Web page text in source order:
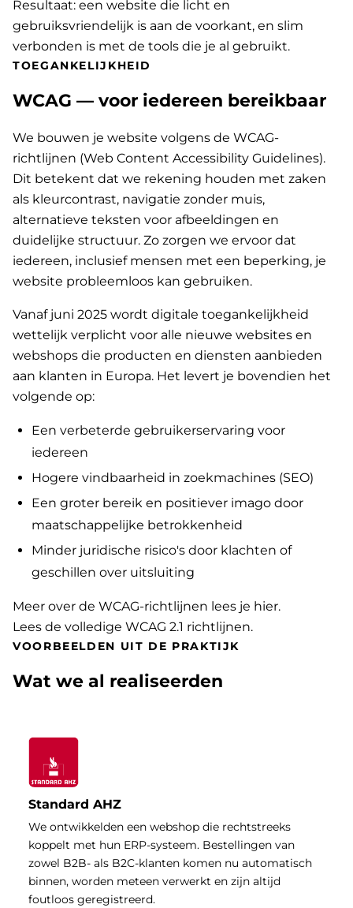
Resultaat: een website die licht en
gebruiksvriendelijk is aan de voorkant, en slim
verbonden is met de tools die je al gebruikt.
TOEGANKELIJKHEID
WCAG — voor iedereen bereikbaar
We bouwen je website volgens de WCAG-
richtlijnen (Web Content Accessibility Guidelines).
Dit betekent dat we rekening houden met zaken
als kleurcontrast, navigatie zonder muis,
alternatieve teksten voor afbeeldingen en
duidelijke structuur. Zo zorgen we ervoor dat
iedereen, inclusief mensen met een beperking, je
website probleemloos kan gebruiken.
Vanaf juni 2025 wordt digitale toegankelijkheid
wettelijk verplicht voor alle nieuwe websites en
webshops die producten en diensten aanbieden
aan klanten in Europa. Het levert je bovendien het
volgende op:
Een verbeterde gebruikerservaring voor
iedereen
Hogere vindbaarheid in zoekmachines (SEO)
Een groter bereik en positiever imago door
maatschappelijke betrokkenheid
Minder juridische risico's door klachten of
geschillen over uitsluiting
Meer over de WCAG-richtlijnen lees je hier.
Lees de volledige WCAG 2.1 richtlijnen.
VOORBEELDEN UIT DE PRAKTIJK
Wat we al realiseerden
Standard AHZ
We ontwikkelden een webshop die rechtstreeks
koppelt met hun ERP-systeem. Bestellingen van
zowel B2B- als B2C-klanten komen nu automatisch
binnen, worden meteen verwerkt en zijn altijd
foutloos geregistreerd.